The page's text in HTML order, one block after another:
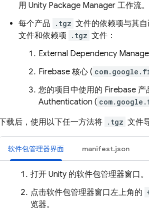
用 Unity Package Manager 工作流。
每个产品
.tgz 文件的依赖项与其自
文件和依赖项 .tgz 文件：
External Dependency
Firebase 核心 (
您的项目中使用的 Firebase 产
Authentication (
载后，使用以下任一方法将 .tgz 文件
软件包管理器界面 manifest.json
打开 Unity 的软件包管理器窗口。
点击软件包管理器窗口左上角的
览器。